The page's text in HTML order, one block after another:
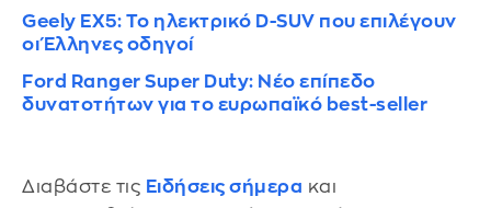
Geely EX5: Το ηλεκτρικό D-SUV που επιλέγουν
οι Έλληνες οδηγοί
Ford Ranger Super Duty: Νέο επίπεδο
δυνατοτήτων για το ευρωπαϊκό best-seller
Διαβάστε τις Ειδήσεις σήμερα και